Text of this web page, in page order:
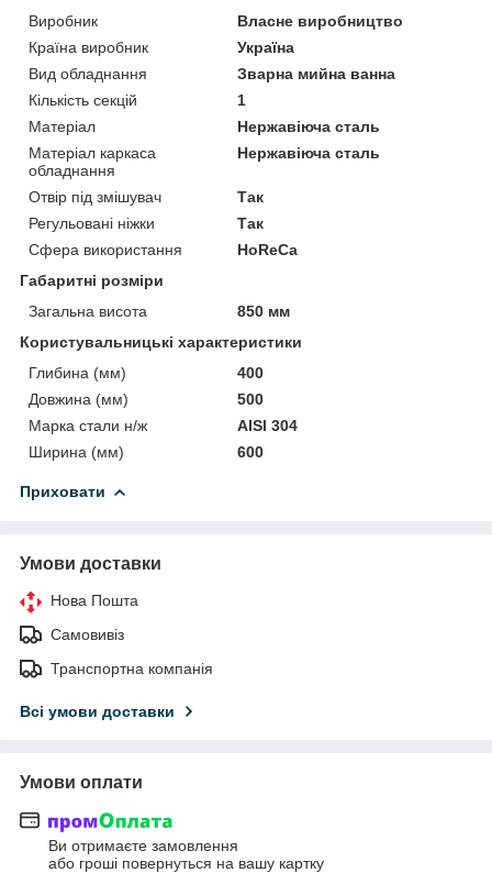
Виробник
Власне виробництво
Країна виробник
Україна
Вид обладнання
Зварна мийна ванна
Кількість секцій
1
Матеріал
Нержавіюча сталь
Матеріал каркаса
обладнання
Нержавіюча сталь
Отвір під змішувач
Так
Регульовані ніжки
Так
Сфера використання
HoReCa
Габаритні розміри
Загальна висота
850 мм
Користувальницькі характеристики
Глибина (мм)
400
Довжина (мм)
500
Марка стали н/ж
AISI 304
Ширина (мм)
600
Приховати
Умови доставки
Нова Пошта
Самовивіз
Транспортна компанія
Всі умови доставки
Умови оплати
Ви отримаєте замовлення
або гроші повернуться на вашу картку